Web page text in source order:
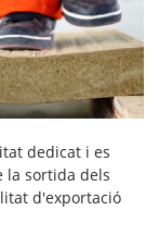
dedicat i es
la sortida dels
d'exportació